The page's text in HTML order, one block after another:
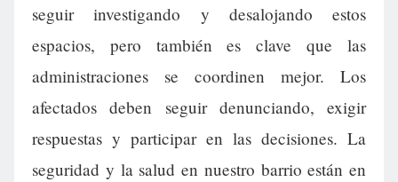
seguir investigando y desalojando estos
espacios, pero también es clave que las
administraciones se coordinen mejor. Los
afectados deben seguir denunciando, exigir
respuestas y participar en las decisiones. La
seguridad y la salud en nuestro barrio están en